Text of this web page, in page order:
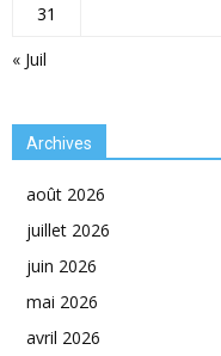
« Juil
31
Archives
août 2026
juillet 2026
juin 2026
mai 2026
avril 2026